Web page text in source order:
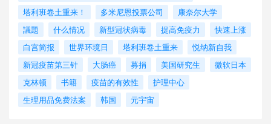
塔利班卷土重来！
多米尼恩投票公司
康奈尔大学
議題
什么情况 新型冠状病毒 提高免疫力
快速上涨
白宫简报
世界环境日 塔利班卷土重来
悦纳新自我
新冠疫苗第三针
大肠癌 募捐 美国研究生
微软日本
克林顿
书籍 疫苗的有效性
护理中心
生理用品免费法案
韩国 元宇宙